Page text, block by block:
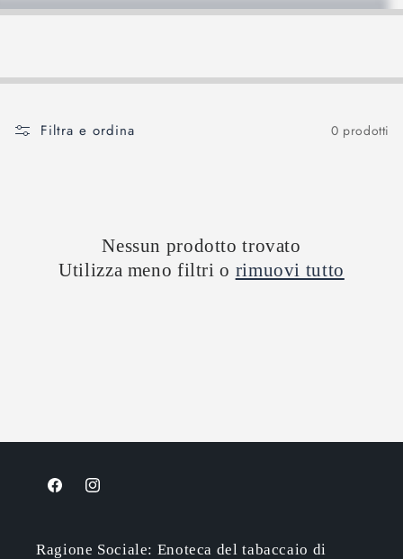
Filtra e ordina 0 prodotti
Nessun prodotto trovato
Utilizza meno filtri o rimuovi tutto
FacebookInstagram
Ragione Sociale: Enoteca del tabaccaio di